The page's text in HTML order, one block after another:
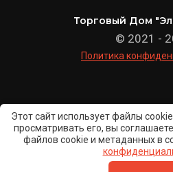
Этот сайт использует файлы
просматривать его, вы
файлов cookie и метаданных в
Торговый Дом
© 2021 -
Политика